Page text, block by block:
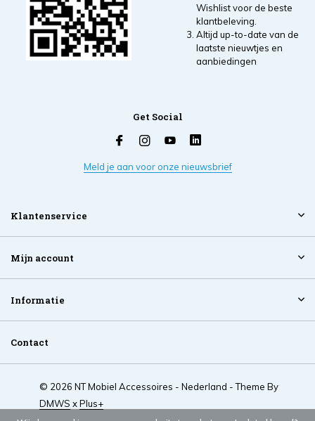
Wishlist voor de beste
klantbeleving.
Altijd up-to-date van de
laatste nieuwtjes en
aanbiedingen
Get Social
Meld je aan voor onze nieuwsbrief
Klantenservice
Mijn account
Informatie
Contact
© 2026 NT Mobiel Accessoires - Nederland - Theme By
DMWS xPlus+